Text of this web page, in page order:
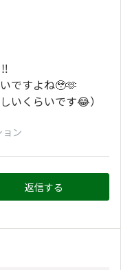
ですよね🥹🫶
いくらいです😂）
ョン
返信する